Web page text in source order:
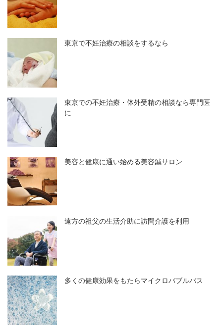
東京で不妊治療の相談をするなら
東京での不妊治療・体外受精の相談なら専門医
に
美容と健康に通い始める美容鍼サロン
遠方の祖父の生活介助に訪問介護を利用
多くの健康効果をもたらマイクロバブルバス